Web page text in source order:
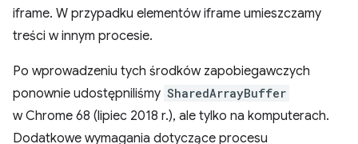
iframe. W przypadku elementów iframe umieszczamy
treści w innym procesie.
Po wprowadzeniu tych środków zapobiegawczych
ponownie udostępniliśmy SharedArrayBuffer
w Chrome 68 (lipiec 2018 r.), ale tylko na komputerach.
Dodatkowe wymagania dotyczące procesu